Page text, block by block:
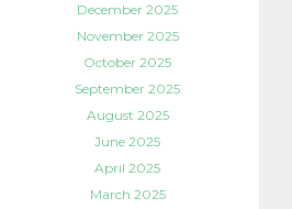
December 2025
November 2025
October 2025
September 2025
August 2025
June 2025
April 2025
March 2025